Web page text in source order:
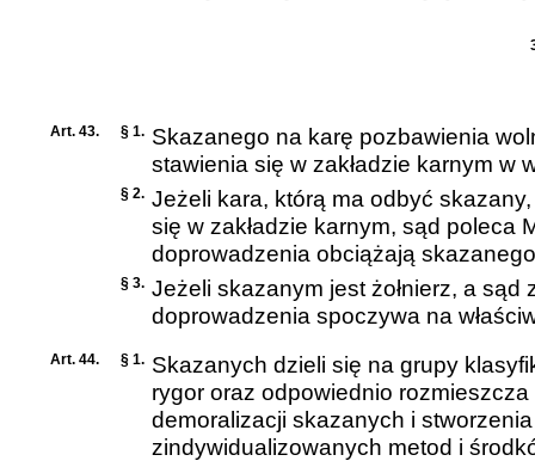
Art. 43. § 1. Skazanego na karę pozbawienia
stawienia się w zakładzie karnym w
§ 2. Jeżeli kara, którą ma odbyć
się w zakładzie karnym, sąd poleca
doprowadzenia obciążają
§ 3. Jeżeli skazanym jest żołnierz, a
doprowadzenia spoczywa na
Art. 44. § 1. Skazanych dzieli się na grupy
rygor oraz odpowiednio
demoralizacji skazanych i
zindywidualizowanych metod i